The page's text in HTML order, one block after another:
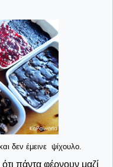
δεν έμεινε ψίχουλο.
πάντα φέρνουν μαζί